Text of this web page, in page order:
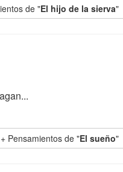
de "El hijo de la sierva"
+ Pensamientos de "El sueño"